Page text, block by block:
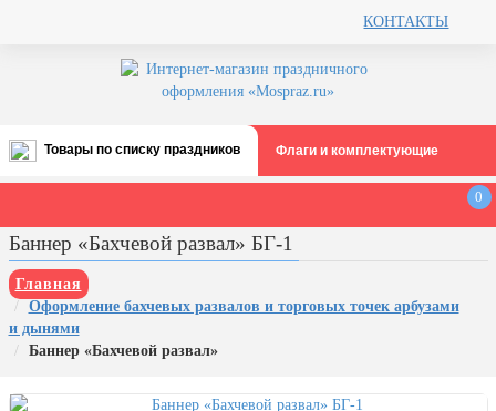
КОНТАКТЫ
Товары по списку праздников
Все праздники
августа)
12 августа, День ВВС
22 августа, День Государственного
флага РФ
Флаги и комплектующие
0
Баннер «Бахчевой развал» БГ-1
Главная
Оформление бахчевых развалов и торговых точек арбузами
и дынями
Баннер «Бахчевой развал»